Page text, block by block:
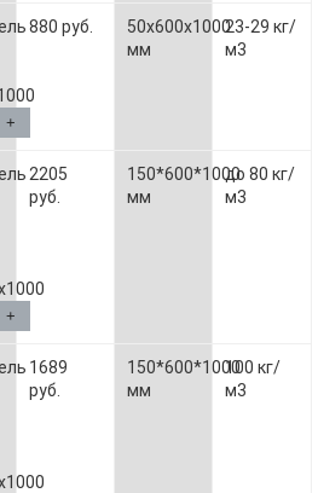
+
880 руб.
50х600х1000
мм
23-29 кг/
м3
+
2205
руб.
150*600*1000
мм
до 80 кг/
м3
1689
руб.
150*600*1000
мм
100 кг/
м3